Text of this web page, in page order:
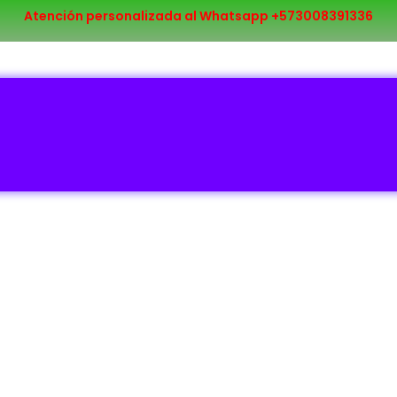
Atención personalizada al Whatsapp +573008391336